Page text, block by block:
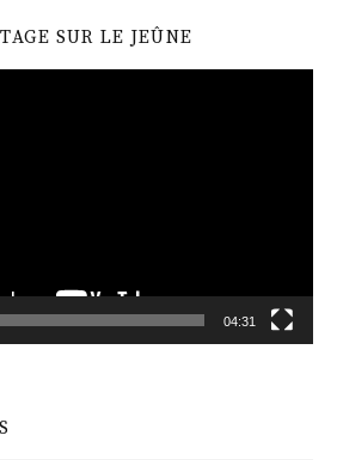
SUR LE JEÛNE
04:31